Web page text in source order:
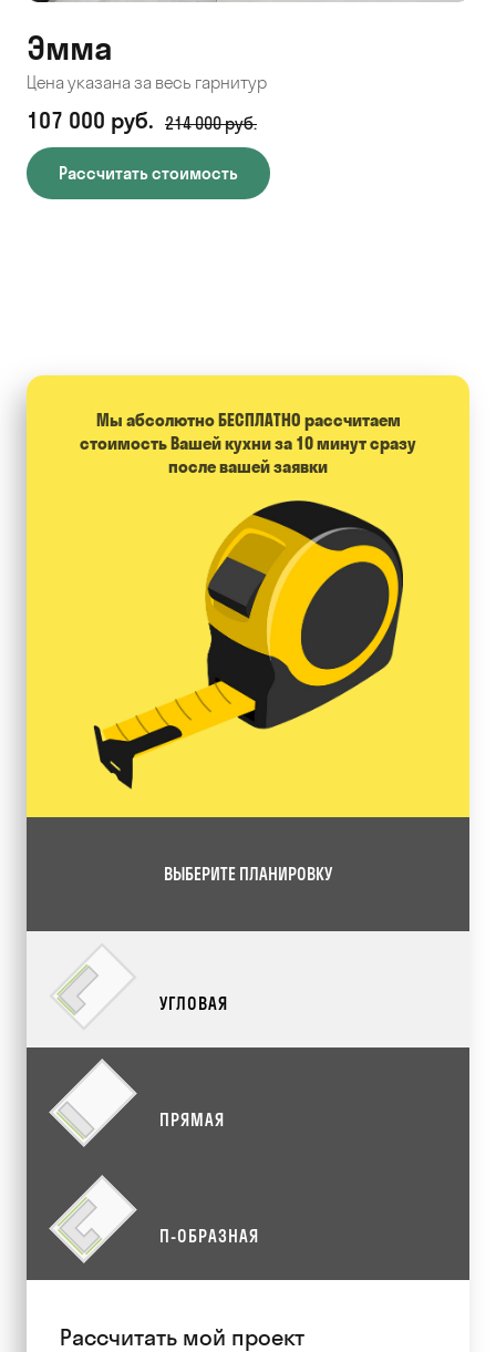
Эмма
Цена указана за весь гарнитур
107 000 руб. 214 000 руб.
Рассчитать стоимость
Мы абсолютно БЕСПЛАТНО расcчитаем
стоимость Вашей кухни за 10 минут сразу
после вашей заявки
ВЫБЕРИТЕ ПЛАНИРОВКУ
УГЛОВАЯ
ПРЯМАЯ
П-ОБРАЗНАЯ
Рассчитать мой проект